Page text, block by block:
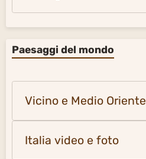
Paesaggi del mondo
Vicino e Medio Oriente
Italia video e foto